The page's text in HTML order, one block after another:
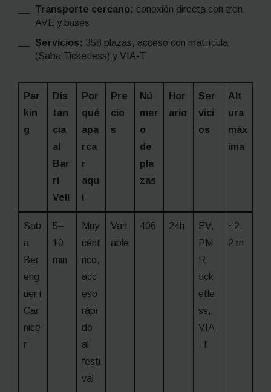
Transporte cercano: conexión directa con tren,
AVE y buses
Servicios: 358 plazas, acceso con matrícula
(Saba Ticketless) y VIA-T
Par
kin
g
Dis
tan
cia
al
Bar
ri
Vell
Por
qué
apa
rca
r
aqu
í
Pre
cio
s
Nú
mer
o
de
pla
zas
Hor
ario
Ser
vici
os
Alt
ura
máx
ima
Sab
a
Ber
eng
uer i
Car
nice
r
5–
10
min
Muy
cént
rico,
acc
eso
rápi
do
al
festi
val
Vari
able
406 24h
EV,
PM
R,
tick
etle
ss,
VIA
-T
~2,
2 m